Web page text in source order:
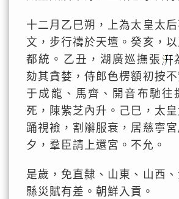
十二月乙巳朔，上為太皇太
文，步行禱於天壇。癸亥，
都統。乙丑，湖廣巡撫張
劾其貪婪，侍郎色楞額初按
于成龍、馬齊、開音布馳往
死，陳紫芝內升。己巳，太
踊視襝，割辮服衰，居慈寧
夕，羣臣請上還宮。不允。
是歲，免直隸、山東、山西
縣災賦有差。朝鮮入貢。